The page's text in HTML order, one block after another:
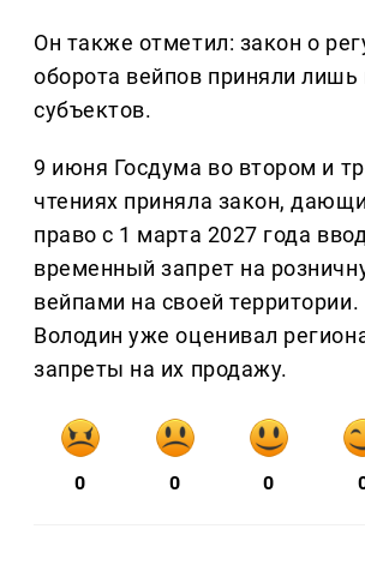
Он также отметил: закон о
оборота вейпов приняли лишь
субъектов.
9 июня Госдума во втором и
чтениях приняла закон,
право с 1 марта 2027 года
временный запрет на
вейпами на своей территории.
Володин уже оценивал
запреты на их продажу.
0 0 0